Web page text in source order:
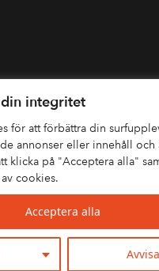
integritet
för att förbättra din
annonser eller innehåll och
klicka på "Acceptera alla"
cookies.
Avvisa
Acceptera alla
rights reserved